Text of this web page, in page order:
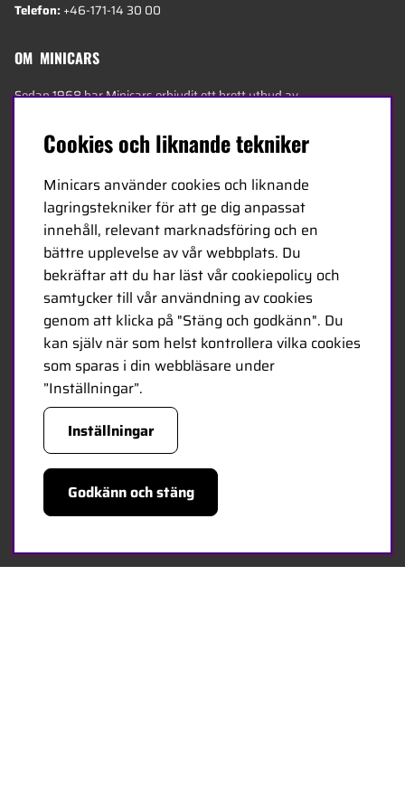
Telefon:+46-171-14 30 00
OM MINICARS
Sedan 1968 har Minicars erbjudit ett brett utbud av
Europa. Idag består vårt team av 20 anställda i olika
experterna i branschen - specialiserade på hobby,
service och logistik.
Minicars huvudkontor är beläget i Enköping,
strategiskt placerat längs E18 mellan Stockholm och
MINICARS.SE
Svenska
Kontakta oss
Bli återförsäljare
Bli leverantör
Jobba hos oss
Cookies och liknande tekniker
Minicars använder cookies och liknande
lagringstekniker för att ge dig anpassat
innehåll, relevant marknadsföring och en
bättre upplevelse av vår webbplats. Du
bekräftar att du har läst vår cookiepolicy och
samtycker till vår användning av cookies
genom att klicka på "Stäng och godkänn". Du
kan själv när som helst kontrollera vilka cookies
som sparas i din webbläsare under
”Inställningar”.
Inställningar
Godkänn och stäng